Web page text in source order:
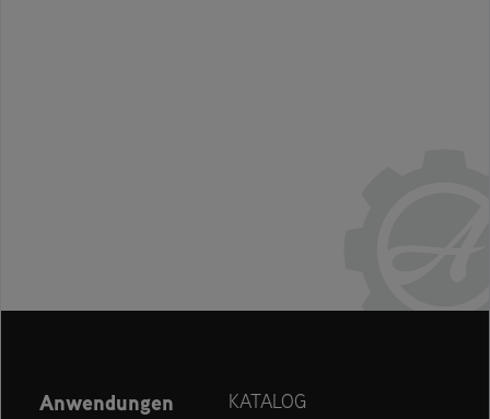
Anwendungen
KATALOG